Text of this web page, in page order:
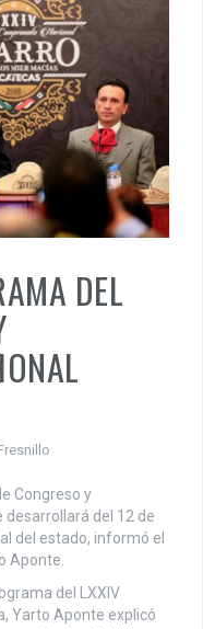
DEL
Congreso y
desarrollará del 12 de
del estado, informó el
Aponte.
del LXXIV
Yarto Aponte explicó